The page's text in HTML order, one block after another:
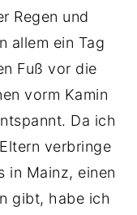
Regen und
allem ein Tag
Fuß vor die
vorm Kamin
Da ich
verbringe
in Mainz, einen
gibt, habe ich